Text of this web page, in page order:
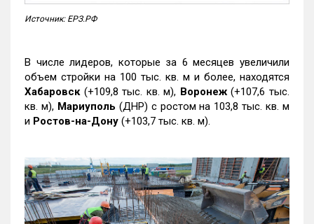
Источник: ЕРЗ.РФ
В числе лидеров, которые за 6 месяцев увеличили
объем стройки на 100 тыс. кв. м и более, находятся
Хабаровск (+109,8 тыс. кв. м), Воронеж(+107,6 тыс.
кв. м), Мариуполь (ДНР) с ростом на 103,8 тыс. кв. м
и Ростов-на-Дону (+103,7 тыс. кв. м).